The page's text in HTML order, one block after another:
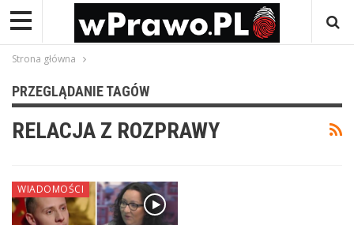
Strona główna
PRZEGLĄDANIE TAGÓW
RELACJA Z ROZPRAWY
WIADOMOŚCI